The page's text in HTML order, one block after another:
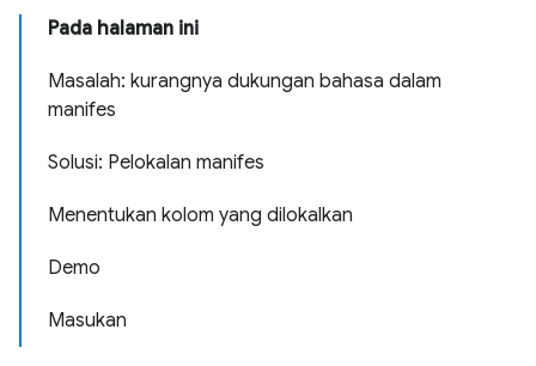
Pada halaman ini
Masalah: kurangnya dukungan bahasa dalam
manifes
Solusi: Pelokalan manifes
Menentukan kolom yang dilokalkan
Demo
Masukan